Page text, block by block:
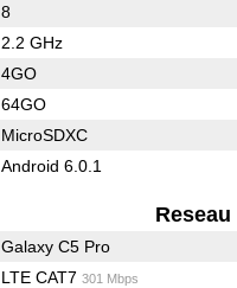
8
2.2 GHz
4GO
64GO
MicroSDXC
Android 6.0.1
Reseau
Galaxy C5 Pro
LTE CAT7 301 Mbps